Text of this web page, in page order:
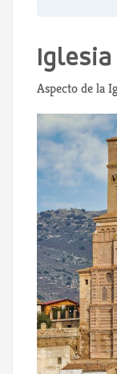
Iglesia
Aspecto de la